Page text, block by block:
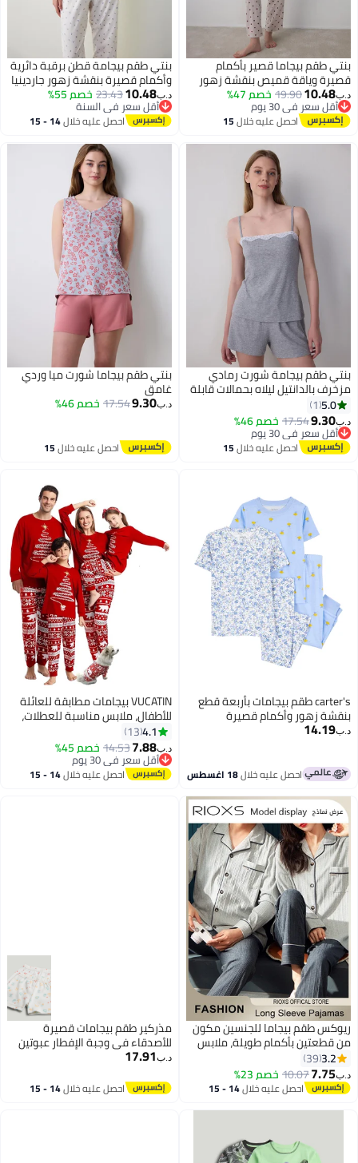
بنتي طقم بيجاما قصير بأكمام
قصيرة وياقة قميص بنقشة زهور
فريا بيج
د.ب‏10.48
19.90خصم 47%
أقل سعر في 30 يوم
أقل سعر في 30 يوماحصل عليه خلال15
بنتي طقم بيجامة قطن برقبة دائرية
وأكمام قصيرة بنقشة زهور جاردينيا
هايلي
د.ب‏10.48
23.43خصم 55%
أقل سعر في السنة
أقل سعر في السنة
احصل عليه خلال 14 - 15
بنتي طقم بيجامة شورت رمادي
مزخرف بالدانتيل ليلاه بحمالات قابلة
للتعديل
5.0
1
د.ب‏9.30
17.54خصم 46%
أقل سعر في 30 يوم
أقل سعر في 30 يوماحصل عليه خلال15
بنتي طقم بيجاما شورت ميا وردي
غامق
د.ب‏9.30
17.54خصم 46%
احصل عليه خلال15
carter's طقم بيجامات بأربعة قطع
بنقشة زهور وأكمام قصيرة
د.ب‏14.19
احصل عليه خلال18 اغسطس
5
VUCATIN بيجامات مطابقة للعائلة
للأطفال، ملابس مناسبة للعطلات،
بيجامات منزلية بأكمام طويلة
للوالدين والطفل، مناسبة للنساء
والرجال والأطفال والحيوانات الأليفة
(الأطفال)
4.1
13
د.ب‏7.88
14.53خصم 45%
أقل سعر في 30 يوم
أقل سعر في 30 يوماحصل عليه خلال 14 - 15
4
ريوكس طقم بيجاما للجنسين مكون
من قطعتين بأكمام طويلة، ملابس
منزلية مريحة ومتناسقة للأزواج،
ملابس نوم قطنية ناعمة مع جيب
أمامي، ملابس استرخاء بأزرار
أمامية، قمصان بياقة على شكل
حرف V للرجال والنساء، وبناطيل
المنزلي، والمشي في الحديقة،
والتسوق.
3.2
39
د.ب‏7.75
10.07خصم 23%
احصل عليه خلال 14 - 15
مذركير طقم بيجامات قصيرة
للأصدقاء في وجبة الإفطار عبوتين
د.ب‏17.91
احصل عليه خلال 14 - 15